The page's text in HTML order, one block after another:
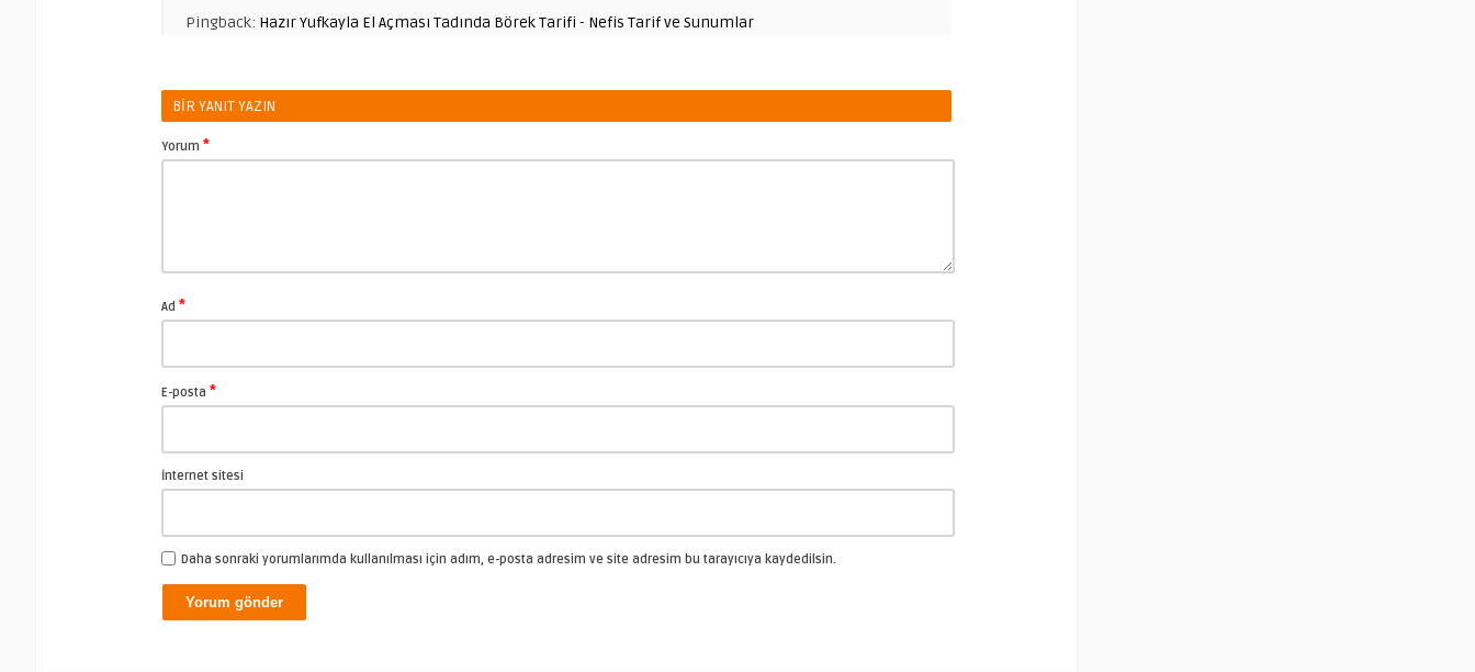
Pingback: Hazır Yufkayla El Açması Tadında Börek Tarifi - Nefis Tarif ve Sunumlar
BIR YANIT YAZIN
Yorum *
Ad *
E-posta *
İnternet sitesi
Daha sonraki yorumlarımda kullanılması için adım, e-posta adresim ve site adresim bu tarayıcıya kaydedilsin.